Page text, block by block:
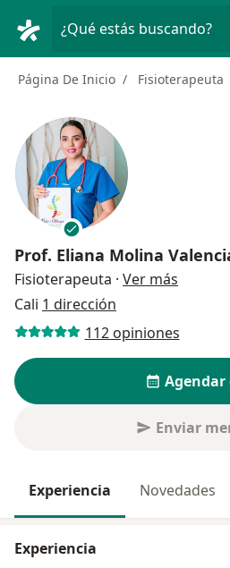
¿Qué estás buscando?
Página De Inicio Fisioterapeuta
Prof. Eliana Molina
Fisioterapeuta · Ver más
Cali 1 dirección
112 opiniones
Agendar
Enviar
Experiencia Novedades
Experiencia